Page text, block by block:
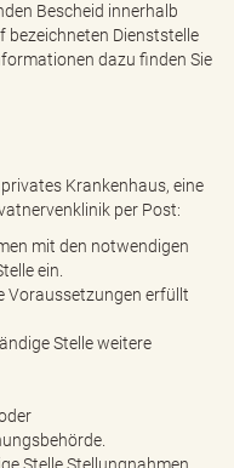
Bescheid innerhalb
bezeichneten Dienststelle
dazu finden Sie
Krankenhaus, eine
per Post:
mit den notwendigen
ein.
Voraussetzungen erfüllt
Stelle weitere